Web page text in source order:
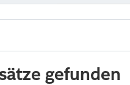
gefunden